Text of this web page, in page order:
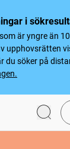
i
är yngre än
upphovsrätten
du söker på